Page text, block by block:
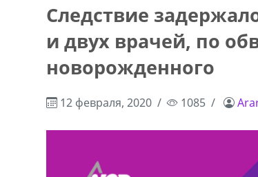
Следствие
и двух врачей, по
новорожденного
12 февраля, 2020 1085